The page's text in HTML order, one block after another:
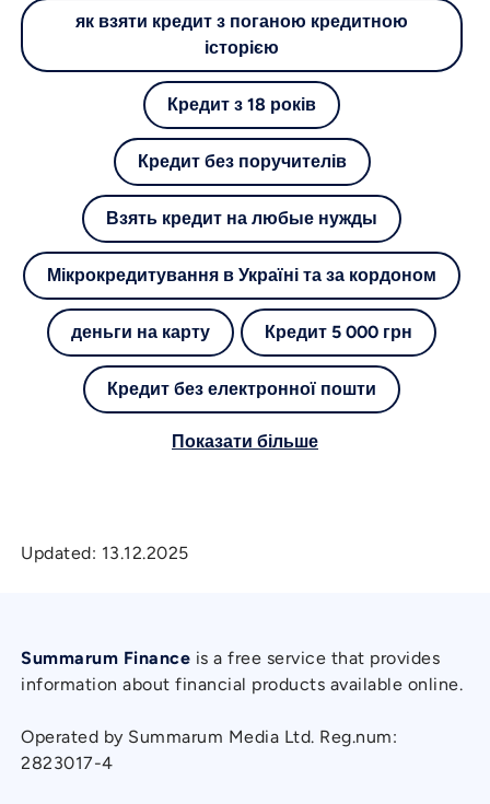
як взяти кредит з поганою кредитною
історією
Кредит з 18 років
Кредит без поручителів
Взять кредит на любые нужды
Мікрокредитування в Україні та за кордоном
деньги на карту Кредит 5 000 грн
Кредит без електронної пошти
Показати більше
Updated: 13.12.2025
Summarum Finance is a free service that provides
information about financial products available online.
Operated by Summarum Media Ltd. Reg.num:
2823017-4